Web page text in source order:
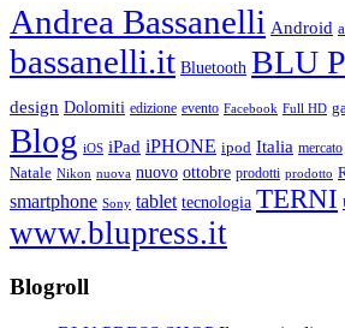
Andrea Bassanelli Android
bassanelli.it Bluetooth BLU
design Dolomiti edizione evento Facebook Full HD
Blog iOS iPad iPHONE ipod Italia mercato
Natale Nikon nuova nuovo ottobre prodotti prodotto
smartphone Sony tablet tecnologia TERNI
www.blupress.it
Blogroll